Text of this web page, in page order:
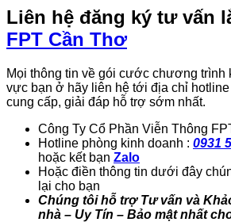
Liên hệ đăng ký tư vấn
FPT Cần Thơ
Mọi thông tin về gói cước chương trình
vực bạn ở hãy liên hệ tới địa chỉ
cung cấp, giải đáp hỗ trợ sớm nhất.
Công Ty Cổ Phần Viễn Thông
Hotline phòng kinh doanh : 0931
hoặc kết bạn Zalo
Hoặc điền thông tin dưới đây
lại cho bạn
Chúng tôi hỗ trợ Tư vấn và
nhà – Uy Tín – Bảo mật nhất